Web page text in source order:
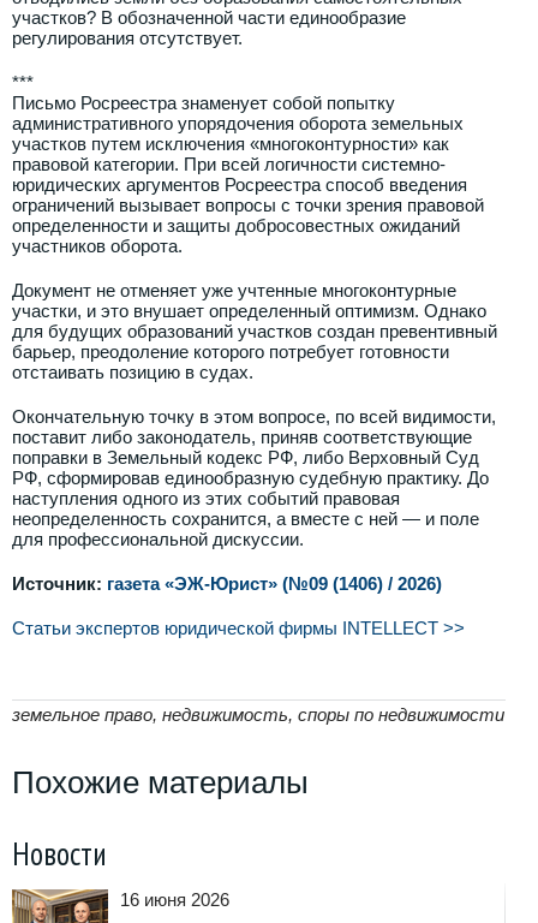
участков? В обозначенной части единообразие
регулирования отсутствует.
***
Письмо Росреестра знаменует собой попытку
административного упорядочения оборота земельных
участков путем исключения «многоконтурности» как
правовой категории. При всей логичности системно-
юридических аргументов Росреестра способ введения
ограничений вызывает вопросы с точки зрения правовой
определенности и защиты добросовестных ожиданий
участников оборота.
Документ не отменяет уже учтенные многоконтурные
участки, и это внушает определенный оптимизм. Однако
для будущих образований участков создан превентивный
барьер, преодоление которого потребует готовности
отстаивать позицию в судах.
Окончательную точку в этом вопросе, по всей видимости,
поставит либо законодатель, приняв соответствующие
поправки в Земельный кодекс РФ, либо Верховный Суд
РФ, сформировав единообразную судебную практику. До
наступления одного из этих событий правовая
неопределенность сохранится, а вместе с ней — и поле
для профессиональной дискуссии.
Источник: газета «ЭЖ-Юрист» (№09 (1406) / 2026)
Статьи экспертов юридической фирмы INTELLECT >>
земельное право, недвижимость, споры по недвижимости
Похожие материалы
Новости
16 июня 2026